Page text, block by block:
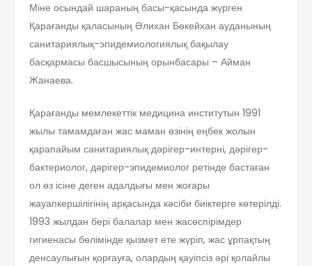
Міне осындай шараның басы-қасында жүрген
Қарағанды қаласының Әлихан Бөкейхан ауданының
санитариялық-эпидемиологиялық бақылау
басқармасы басшысының орынбасары – Айман
Жанаева.
Қарағанды мемлекеттік медицина институтын 1991
жылы тамамдаған жас маман өзінің еңбек жолын
қарапайым санитариялық дәрігер-интерні, дәрігер-
бактериолог, дәрігер-эпидемиолог ретінде бастаған
ол өз ісіне деген адалдығы мен жоғары
жауапкершілігінің арқасында кәсіби биіктерге көтерілді.
1993 жылдан бері балалар мен жасөспірімдер
гигиенасы бөлімінде қызмет ете жүріп, жас ұрпақтың
денсаулығын қорғауға, олардың қауіпсіз әрі қолайлы